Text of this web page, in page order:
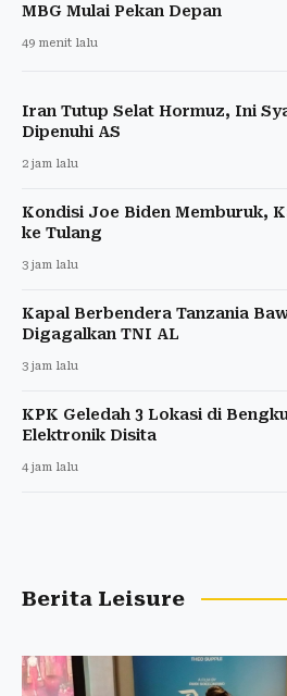
MBG Mulai Pekan Depan
49 menit lalu
Iran Tutup Selat Hormuz, Ini
Dipenuhi AS
2 jam lalu
Kondisi Joe Biden Memburuk,
ke Tulang
3 jam lalu
Kapal Berbendera Tanzania
Digagalkan TNI AL
3 jam lalu
KPK Geledah 3 Lokasi di
Elektronik Disita
4 jam lalu
Berita Leisure